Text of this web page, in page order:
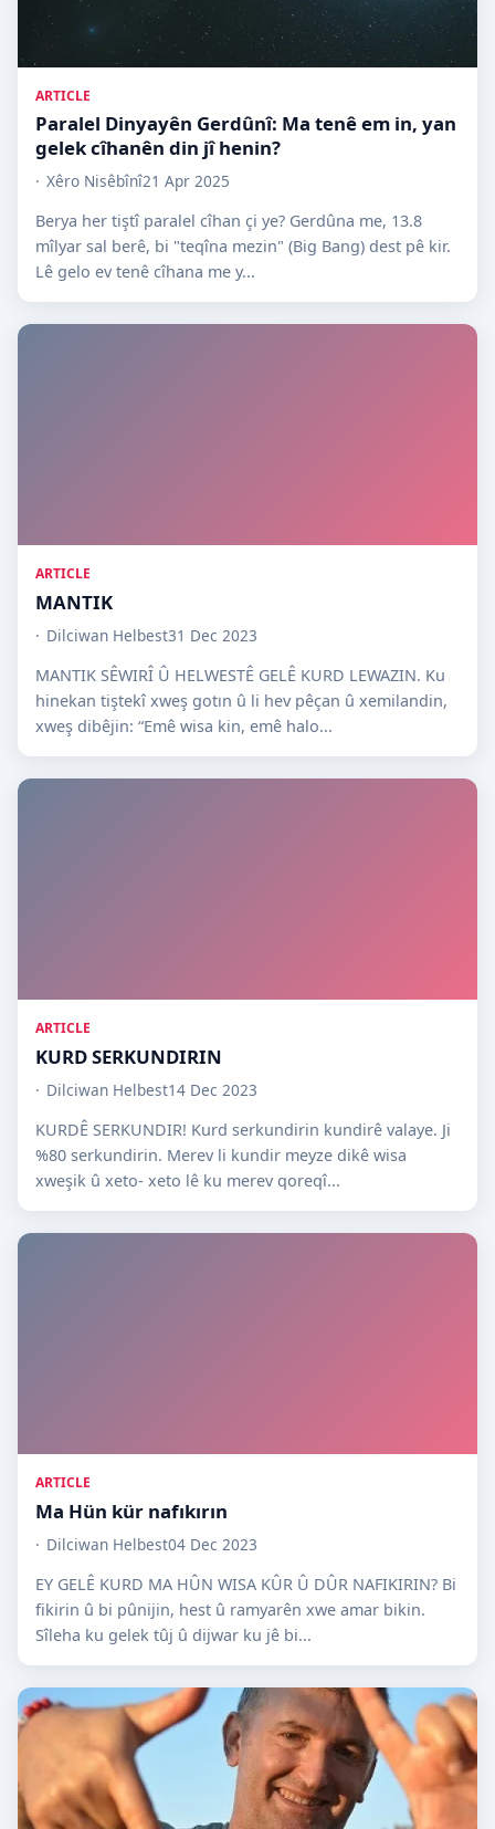
ARTICLE
Paralel Dinyayên Gerdûnî: Ma tenê em in, yan
gelek cîhanên din jî henin?
Xêro Nisêbînî21 Apr 2025
Berya her tiştî paralel cîhan çi ye? Gerdûna me, 13.8
mîlyar sal berê, bi "teqîna mezin" (Big Bang) dest pê kir.
Lê gelo ev tenê cîhana me y...
ARTICLE
MANTIK
Dilciwan Helbest31 Dec 2023
MANTIK SÊWIRÎ Û HELWESTÊ GELÊ KURD LEWAZIN. Ku
hinekan tiştekî xweş gotın û li hev pêçan û xemilandin,
xweş dibêjin: “Emê wisa kin, emê halo...
ARTICLE
KURD SERKUNDIRIN
Dilciwan Helbest14 Dec 2023
KURDÊ SERKUNDIR! Kurd serkundirin kundirê valaye. Ji
%80 serkundirin. Merev li kundir meyze dikê wisa
xweşik û xeto- xeto lê ku merev qoreqî...
ARTICLE
Ma Hün kür nafıkırın
Dilciwan Helbest04 Dec 2023
EY GELÊ KURD MA HÛN WISA KÛR Û DÛR NAFIKIRIN? Bi
fikirin û bi pûnijin, hest û ramyarên xwe amar bikin.
Sîleha ku gelek tûj û dijwar ku jê bi...